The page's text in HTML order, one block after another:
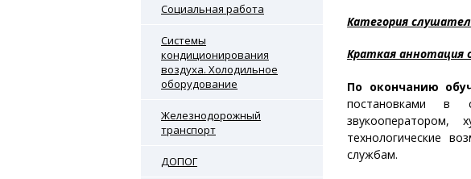
Социальная работа
Системы
кондиционирования
воздуха. Холодильное
оборудование
Железнодорожный
транспорт
ДОПОГ
Категория
Краткая аннотация
По окончанию
постановками в
технологические
службам.